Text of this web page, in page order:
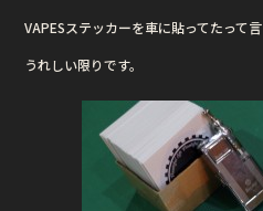
VAPESステッカーを車に貼ってたって
うれしい限りです。